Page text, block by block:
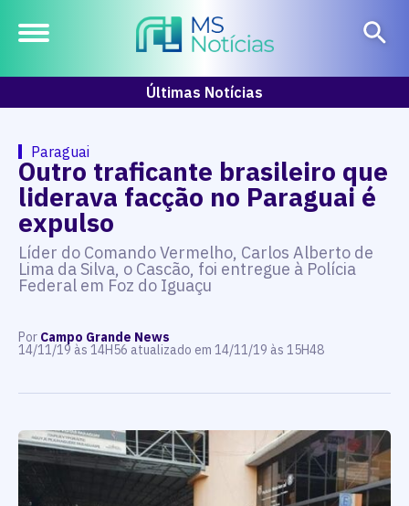
Últimas Notícias
Paraguai
Outro traficante brasileiro que
liderava facção no Paraguai é
expulso
Líder do Comando Vermelho, Carlos Alberto de
Lima da Silva, o Cascão, foi entregue à Polícia
Federal em Foz do Iguaçu
Por Campo Grande News
14/11/19 às 14H56 atualizado em 14/11/19 às 15H48